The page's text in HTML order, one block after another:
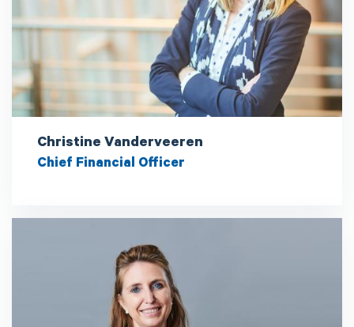
Christine Vanderveeren
Chief Financial Officer